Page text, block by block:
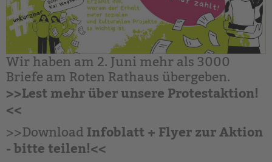
Kollegs
EFöB
Schulbezogene Sozialarbeit
Tagesgruppen
HILFEN ZUR ERZIEHUNG
BETREUTES WOHNEN
Suchen
Wir haben am 2. Juni mehr als 3000
Briefe am Roten Rathaus übergeben.
>>Lest mehr über unsere Protestaktion!
<<
>>Download Infoblatt + Flyer zur Aktion
- bitte teilen!<<